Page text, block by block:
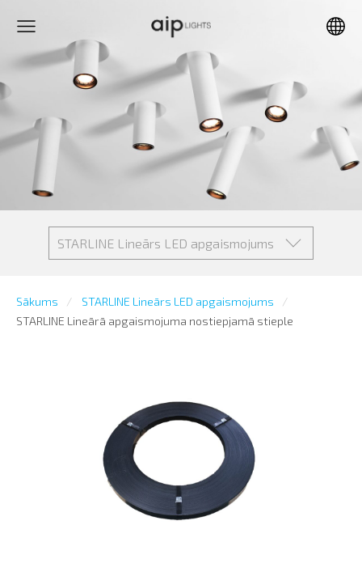
STARLINE Lineārs LED apgaismojums
Sākums
STARLINE Lineārs LED apgaismojums
STARLINE Lineārā apgaismojuma nostiepjamā stieple